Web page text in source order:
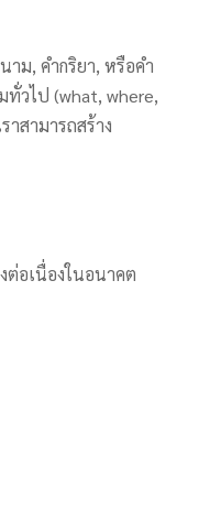
ม, คำกริยา, หรือคำ
วไป (what, where,
สามารถสร้าง
อเนื่องในอนาคต